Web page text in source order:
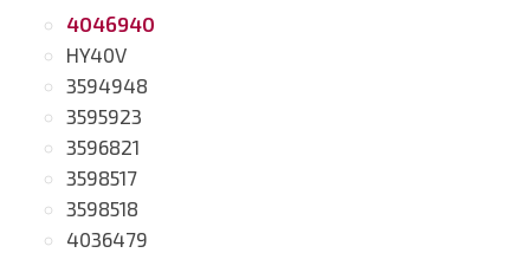
4046940
HY40V
3594948
3595923
3596821
3598517
3598518
4036479